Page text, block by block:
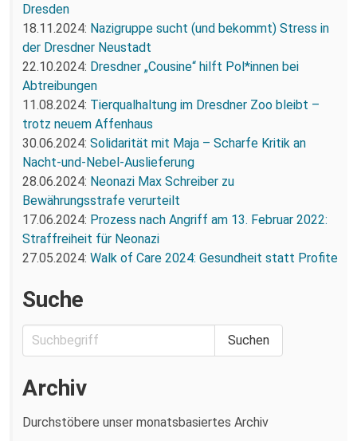
Dresden
18.11.2024: Nazigruppe sucht (und bekommt) Stress in
der Dresdner Neustadt
22.10.2024: Dresdner „Cousine“ hilft Pol*innen bei
Abtreibungen
11.08.2024: Tierqualhaltung im Dresdner Zoo bleibt –
trotz neuem Affenhaus
30.06.2024: Solidarität mit Maja – Scharfe Kritik an
Nacht-und-Nebel-Auslieferung
28.06.2024: Neonazi Max Schreiber zu
Bewährungsstrafe verurteilt
17.06.2024: Prozess nach Angriff am 13. Februar 2022:
Straffreiheit für Neonazi
27.05.2024: Walk of Care 2024: Gesundheit statt Profite
Suche
Archiv
Durchstöbere unser monatsbasiertes Archiv